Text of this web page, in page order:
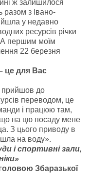
ж залишилося
разом з Івано-
у недавно
ресурсів річки
А першим моїм
22 березня
це для Вас
прийшов до
переводом, це
і працюю там,
що на цю посаду мене
З цього приводу в
на воду».
і спортивні зали,
Збаразької